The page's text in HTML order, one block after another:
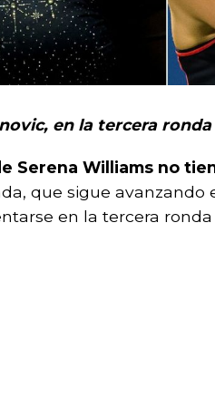
en la tercera
Serena Williams no
que sigue avanzando
en la tercera ronda